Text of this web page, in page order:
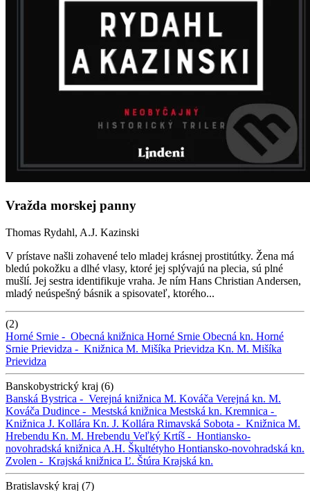
Vražda morskej panny
Thomas Rydahl, A.J. Kazinski
V prístave našli zohavené telo mladej krásnej prostitútky. Žena má
bledú pokožku a dlhé vlasy, ktoré jej splývajú na plecia, sú plné
mušlí. Jej sestra identifikuje vraha. Je ním Hans Christian Andersen,
mladý neúspešný básnik a spisovateľ, ktorého...
(2)
Horné Srnie - Obecná knižnica Horné Srnie Obecná kn. Horné
Srnie Prievidza - Knižnica M. Mišíka Prievidza Kn. M. Mišíka
Prievidza
Banskobystrický kraj (6)
Banská Bystrica - Verejná knižnica M. Kováča Verejná kn. M.
Kováča Dudince - Mestská knižnica Mestská kn. Kremnica -
Knižnica J. Kollára Kn. J. Kollára Rimavská Sobota - Knižnica M.
Hrebendu Kn. M. Hrebendu Veľký Krtíš - Hontiansko-
novohradská knižnica A.H. Škultétyho Hontiansko-novohradská kn.
Zvolen - Krajská knižnica Ľ. Štúra Krajská kn.
Bratislavský kraj (7)